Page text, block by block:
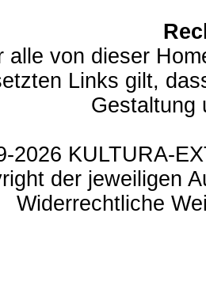
alle von dieser
Links gilt,
Gestaltung
2026 KULTURA-
der jeweiligen
Widerrechtliche